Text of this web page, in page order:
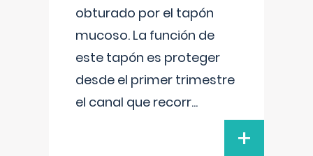
obturado por el tapón
mucoso. La función de
este tapón es proteger
desde el primer trimestre
el canal que recorr...
+